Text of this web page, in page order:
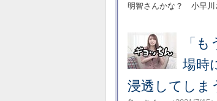
明智さんかな？ 小早川
「
場時
浸透してしま